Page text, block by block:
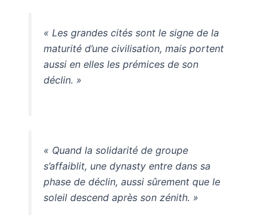
« Les grandes cités sont le signe de la
maturité d’une civilisation, mais portent
aussi en elles les prémices de son
déclin. »
« Quand la solidarité de groupe
s’affaiblit, une dynasty entre dans sa
phase de déclin, aussi sûrement que le
soleil descend après son zénith. »